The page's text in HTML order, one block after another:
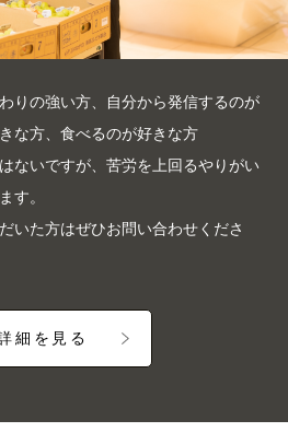
りの強い方、自分から発信するのが
な方、食べるのが好きな方
ないですが、苦労を上回るやりがい
す。
いた方はぜひお問い合わせくださ
細を見る